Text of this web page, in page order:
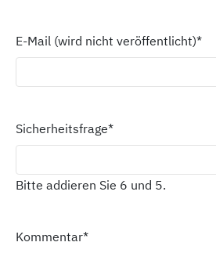
E-Mail (wird nicht veröffentlicht)*
Sicherheitsfrage*
Bitte addieren Sie 6 und 5.
Kommentar*